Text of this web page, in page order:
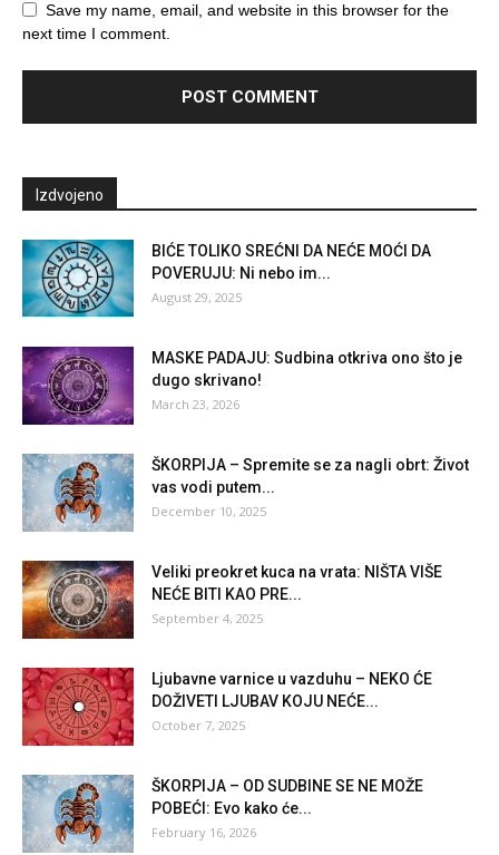
Save my name, email, and website in this browser for the
next time I comment.
Izdvojeno
BIĆE TOLIKO SREĆNI DA NEĆE MOĆI DA
POVERUJU: Ni nebo im...
August 29, 2025
MASKE PADAJU: Sudbina otkriva ono što je
dugo skrivano!
March 23, 2026
ŠKORPIJA – Spremite se za nagli obrt: Život
vas vodi putem...
December 10, 2025
Veliki preokret kuca na vrata: NIŠTA VIŠE
NEĆE BITI KAO PRE...
September 4, 2025
Ljubavne varnice u vazduhu – NEKO ĆE
DOŽIVETI LJUBAV KOJU NEĆE...
October 7, 2025
ŠKORPIJA – OD SUDBINE SE NE MOŽE
POBEĆI: Evo kako će...
February 16, 2026